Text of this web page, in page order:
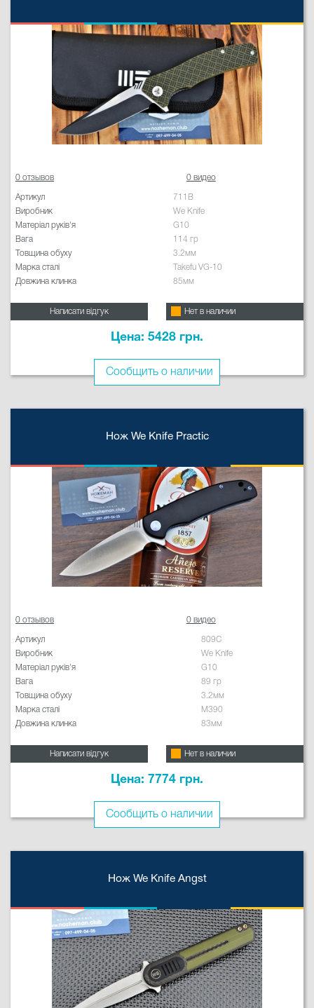
0 отзывов 0 видео
Артикул
711B
Виробник
We Knife
Матеріал руків'я
G10
Вага
114 гр
Товщина обуху
3.2мм
Марка сталі
Takefu VG-10
Довжина клинка
85мм
Написати відгук Нет в наличии
Цена: 5428 грн.
Сообщить о наличии
Нож We Knife Practic
0 отзывов 0 видео
Артикул
809C
Виробник
We Knife
Матеріал руків'я
G10
Вага
89 гр
Товщина обуху
3.2мм
Марка сталі
M390
Довжина клинка
83мм
Написати відгук Нет в наличии
Цена: 7774 грн.
Сообщить о наличии
Нож We Knife Angst